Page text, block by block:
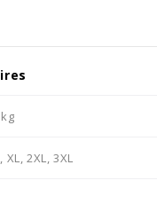
XL, 2XL, 3XL